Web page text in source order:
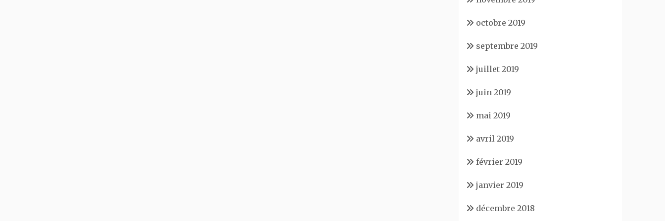
octobre 2019
septembre 2019
juillet 2019
juin 2019
mai 2019
avril 2019
février 2019
janvier 2019
décembre 2018